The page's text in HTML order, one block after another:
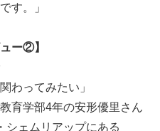
でも先進的な公立学校が
ンセプトを取り入れた学び
自律的に行動し続けられる
す。」
ュー②】
わってみたい」
育学部4年の安形優里さん
シェムリアップにある